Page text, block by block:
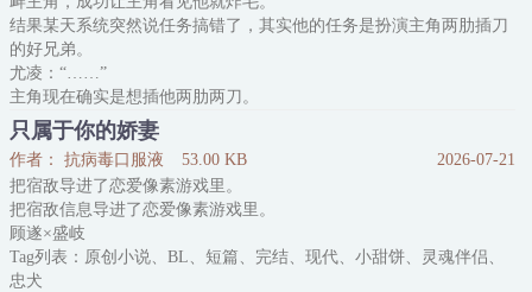
2.受贪慕虚荣好面子，攻也都不是什么好人
3.强制爱 / 修仙瞎编的
结果某天系统突然说任务搞错了，其实他的任务是扮演主角两肋插刀
的好兄弟。
尤凌：“……”
主角现在确实是想插他两肋两刀。
为了补偿尤凌，部门复制出一个平行世界。
尤凌可以在两个世界来回传送，一边当死对头，一边重新开始当好兄
弟。
尤凌：坏处说完了，好处呢？
*
沈序衡这辈子没把什么坎坷放在眼里过，直到他遇见了那个叫作尤凌
的混蛋。
一。直。在。挑。衅。他！
只属于你的娇妻
作者： 抗病毒口服液 53.00 KB
2026-07-21
把宿敌导进了恋爱像素游戏里。
把宿敌信息导进了恋爱像素游戏里。
顾遂×盛岐
Tag列表：原创小说、BL、短篇、完结、现代、小甜饼、灵魂伴侣、
忠犬